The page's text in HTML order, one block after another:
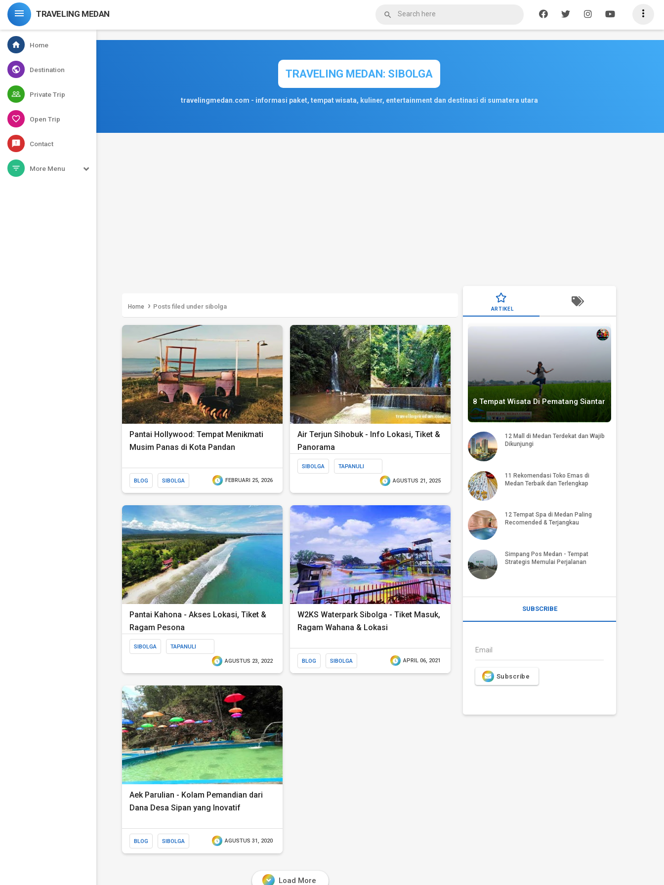
 TRAVELING MEDAN 

home Home
public Destination
people_outline Private Trip
favorite_border Open Trip
feedback Contact
filter_list More Menu
TRAVELING MEDAN: SIBOLGA
travelingmedan.com - informasi paket, tempat wisata, kuliner, entertainment dan destinasi di sumatera utara
Home › Posts filed under sibolga
Pantai Hollywood: Tempat Menikmati
Musim Panas di Kota Pandan
BLOG SIBOLGA FEBRUARI 25, 2026
Air Terjun Sihobuk - Info Lokasi, Tiket &
Panorama
SIBOLGA
TAPANULI
AGUSTUS 21, 2025
Pantai Kahona - Akses Lokasi, Tiket &
Ragam Pesona
SIBOLGA
TAPANULI
AGUSTUS 23, 2022
W2KS Waterpark Sibolga - Tiket Masuk,
Ragam Wahana & Lokasi
BLOG SIBOLGA APRIL 06, 2021
Aek Parulian - Kolam Pemandian dari
Dana Desa Sipan yang Inovatif
BLOG SIBOLGA AGUSTUS 31, 2020
Load More
ARTIKEL
8 Tempat Wisata Di Pematang Siantar
12 Mall di Medan Terdekat dan Wajib
Dikunjungi
11 Rekomendasi Toko Emas di
Medan Terbaik dan Terlengkap
12 Tempat Spa di Medan Paling
Recomended & Terjangkau
Simpang Pos Medan - Tempat
Strategis Memulai Perjalanan
SUBSCRIBE
Email
Subscribe